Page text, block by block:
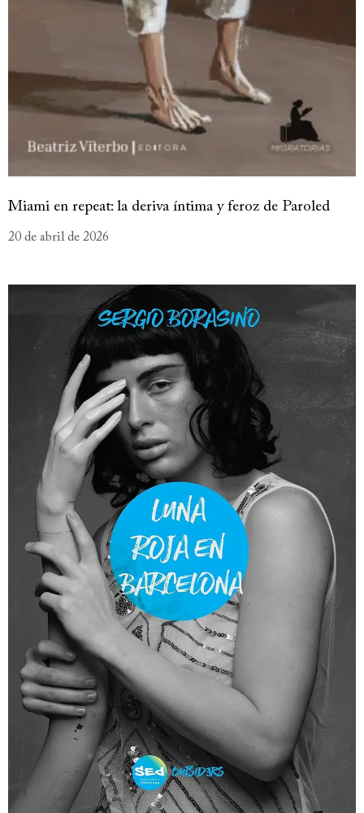
Miami en repeat: la deriva íntima y feroz de Paroled
20 de abril de 2026